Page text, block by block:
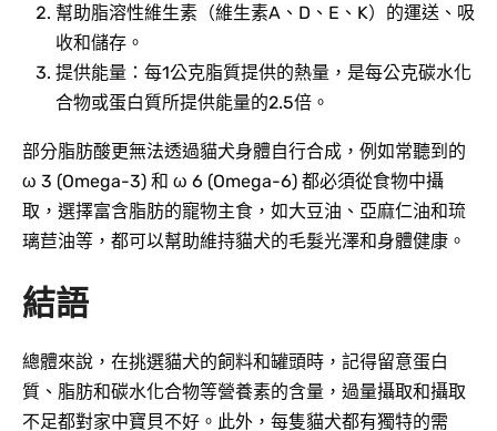
幫助脂溶性維生素（維生素A、D、E、K）的運送、吸
收和儲存。
提供能量：每1公克脂質提供的熱量，是每公克碳水化
合物或蛋白質所提供能量的2.5倍。
部分脂肪酸更無法透過貓犬身體自行合成，例如常聽到的
ω 3 (Omega-3) 和 ω 6 (Omega-6) 都必須從食物中攝
取，選擇富含脂肪的寵物主食，如大豆油、亞麻仁油和琉
璃苣油等，都可以幫助維持貓犬的毛髮光澤和身體健康。
結語
總體來說，在挑選貓犬的飼料和罐頭時，記得留意蛋白
質、脂肪和碳水化合物等營養素的含量，過量攝取和攝取
不足都對家中寶貝不好。此外，每隻貓犬都有獨特的需